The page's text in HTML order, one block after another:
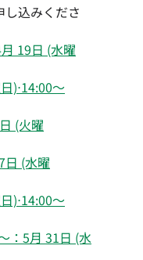
し込みくださ
19日 (水曜
)⋅14:00～
(火曜
日 (水曜
)⋅14:00～
：5月 31日 (水